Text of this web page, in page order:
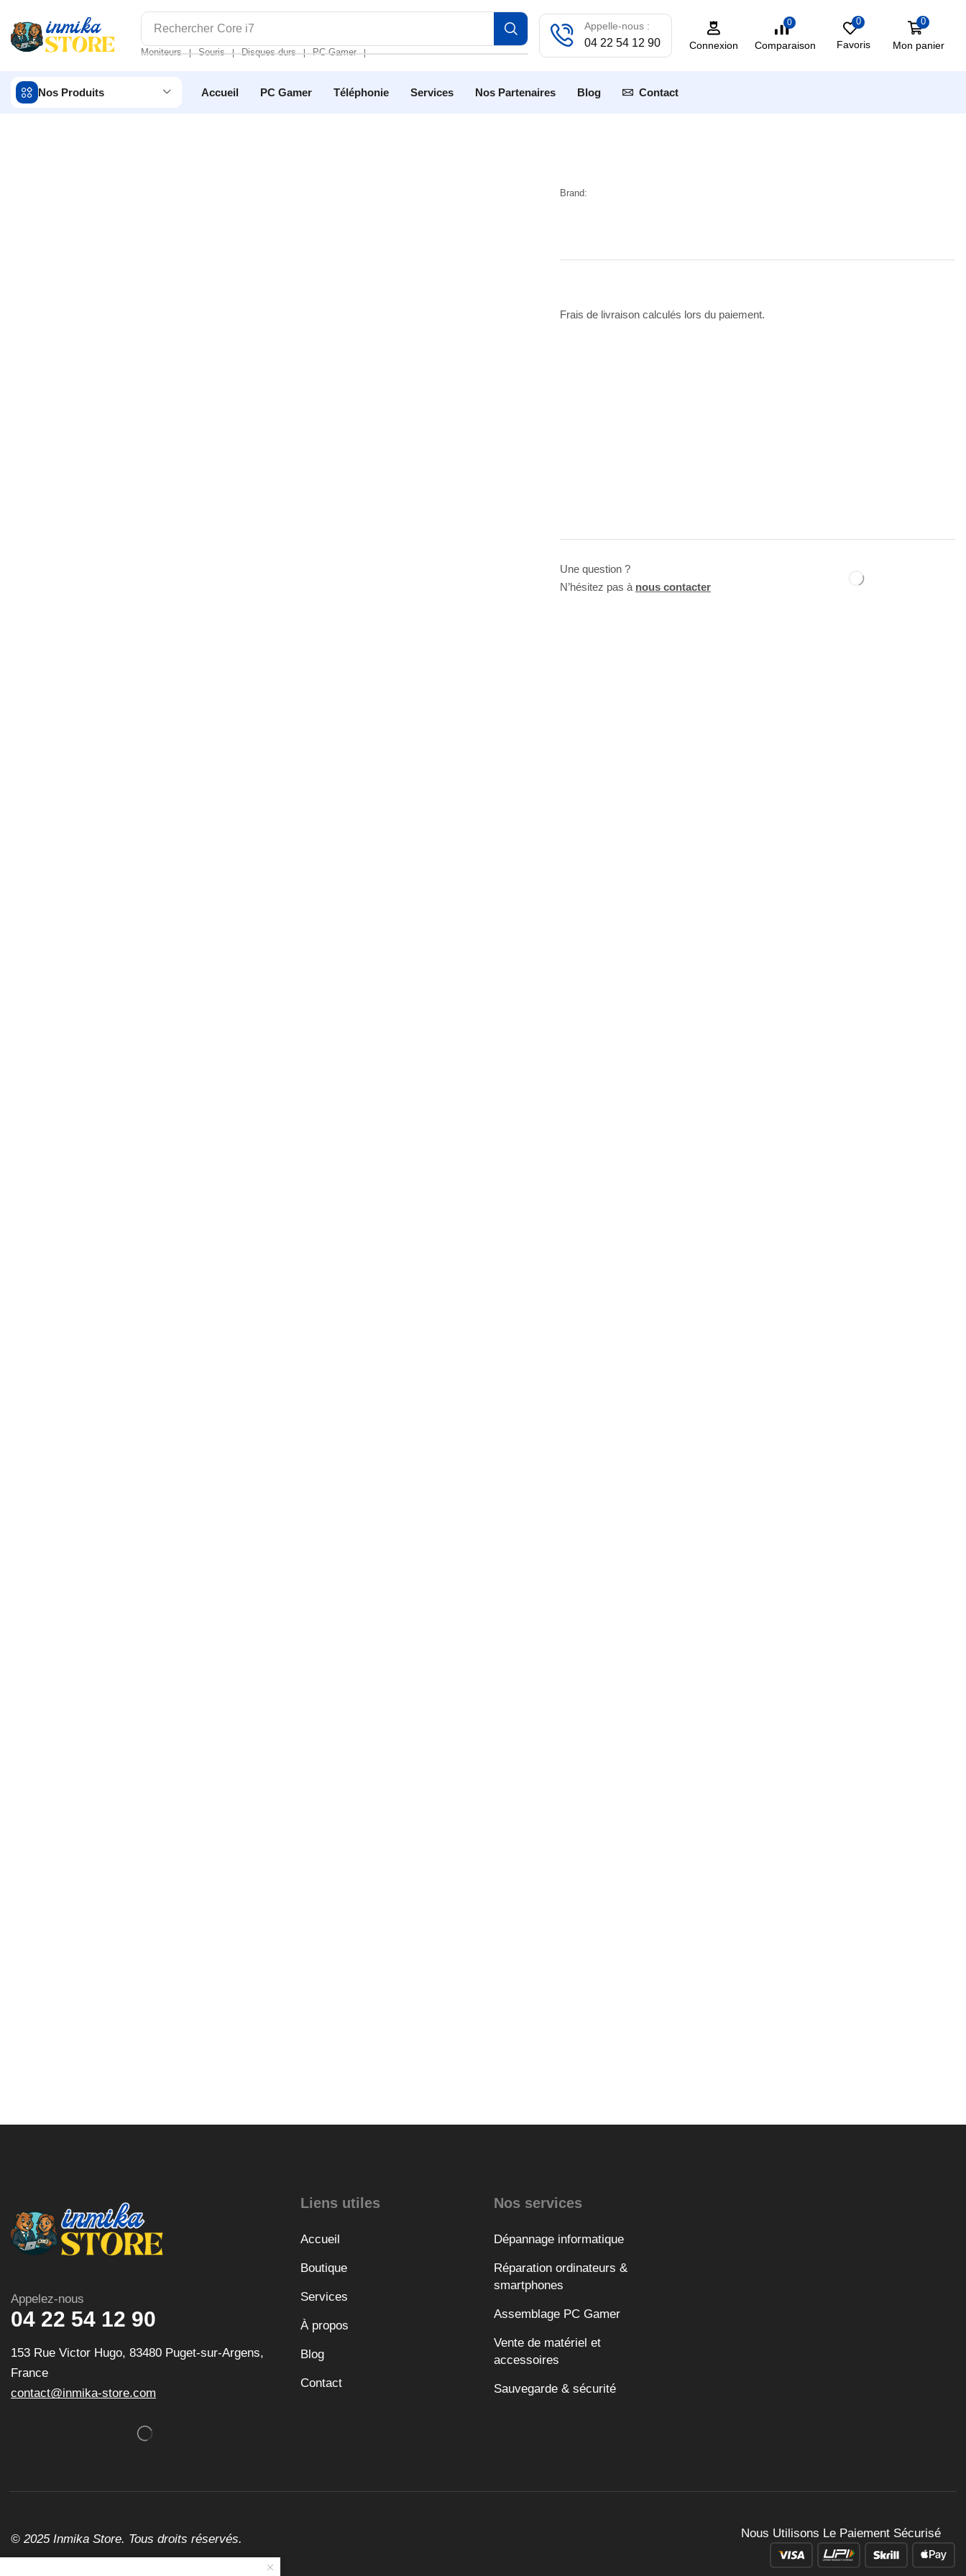
Rechercher Core i7
Moniteurs ❘ Souris ❘ Disques durs ❘ PC Gamer ❘
Appelle-nous :
04 22 54 12 90 Connexion
0
Comparaison
0
Favoris
0
Mon panier
Nos Produits Accueil PC Gamer Téléphonie Services Nos Partenaires Blog Contact
Brand:
Frais de livraison calculés lors du paiement.
Une question ?
N’hésitez pas à nous contacter
Appelez-nous
04 22 54 12 90
153 Rue Victor Hugo, 83480 Puget-sur-Argens,
France
contact@inmika-store.com
Liens utiles
Accueil
Boutique
Services
À propos
Blog
Contact
Nos services
Dépannage informatique
Réparation ordinateurs &
smartphones
Assemblage PC Gamer
Vente de matériel et
accessoires
Sauvegarde & sécurité
© 2025 Inmika Store. Tous droits réservés. Nous Utilisons Le Paiement Sécurisé